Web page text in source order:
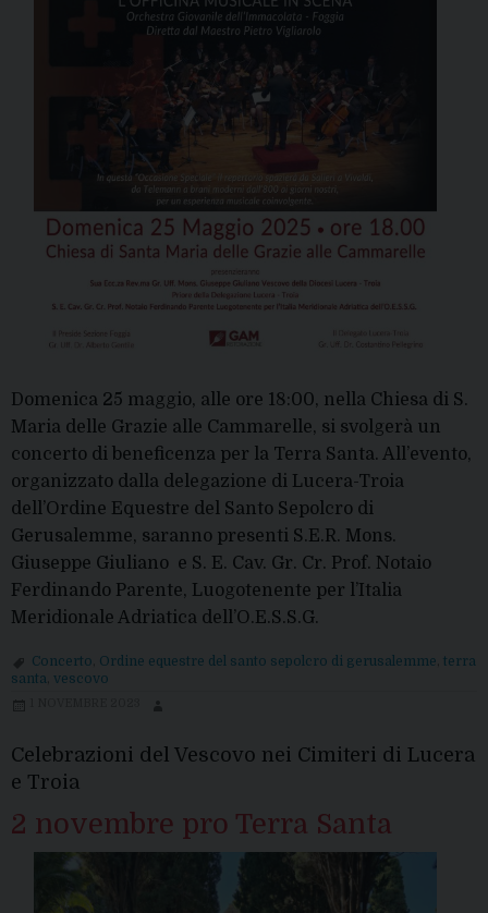
Domenica 25 maggio, alle ore 18:00, nella Chiesa di S.
Maria delle Grazie alle Cammarelle, si svolgerà un
concerto di beneficenza per la Terra Santa. All’evento,
organizzato dalla delegazione di Lucera-Troia
dell’Ordine Equestre del Santo Sepolcro di
Gerusalemme, saranno presenti S.E.R. Mons.
Giuseppe Giuliano e S. E. Cav. Gr. Cr. Prof. Notaio
Ferdinando Parente, Luogotenente per l’Italia
Meridionale Adriatica dell’O.E.S.S.G.
Concerto Ordine equestre del santo sepolcro di gerusalemme terra
santa vescovo
Celebrazioni del Vescovo nei Cimiteri di Lucera
e Troia
2 novembre pro Terra Santa